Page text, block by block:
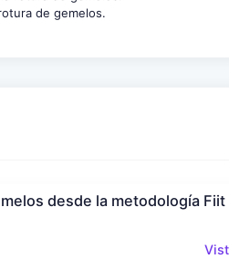
de gemelos.
desde la metodología